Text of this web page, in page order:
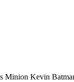
Minion Kevin